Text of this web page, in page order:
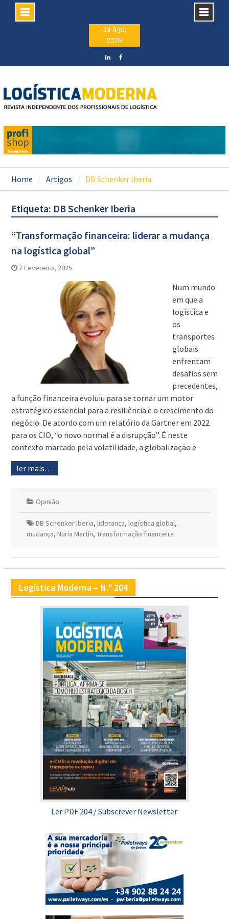
09 Ago,
2026
Home Artigos DB Schenker Iberia
Etiqueta: DB Schenker Iberia
“Transformação financeira: liderar a mudança
na logística global”
7 Fevereiro, 2025
Num mundo
em que a
logística e
os
transportes
globais
enfrentam
desafios sem
precedentes,
a função financeira evoluiu para se tornar um motor
estratégico essencial para a resiliência e o crescimento do
negócio. De acordo com um relatório da Gartner em 2022
para os CIO, “o novo normal é a disrupção”. É neste
contexto marcado pela volatilidade, a globalização e
ler mais…
Opinião
DB Schenker Iberia, liderança, logística global,
mudança, Nuria Martín, Transformação financeira
Logística Moderna – N.º 204
Ler PDF 204 /Subscrever Newsletter